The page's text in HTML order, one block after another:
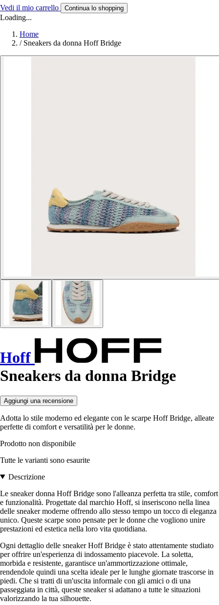
Vedi il mio carrello Continua lo shopping
Loading...
Home
/ Sneakers da donna Hoff Bridge
Hoff
Sneakers da donna Bridge
Aggiungi una recensione
Adotta lo stile moderno ed elegante con le scarpe Hoff Bridge, alleate
perfette di comfort e versatilità per le donne.
Prodotto non disponibile
Tutte le varianti sono esaurite
Descrizione
Le sneaker donna Hoff Bridge sono l'alleanza perfetta tra stile, comfort
e funzionalità. Progettate dal marchio Hoff, si inseriscono nella linea
delle sneaker moderne offrendo allo stesso tempo un tocco di eleganza
unico. Queste scarpe sono pensate per le donne che vogliono unire
prestazioni ed estetica nella loro vita quotidiana.
Ogni dettaglio delle sneaker Hoff Bridge è stato attentamente studiato
per offrire un'esperienza di indossamento piacevole. La soletta,
morbida e resistente, garantisce un'ammortizzazione ottimale,
rendendole quindi una scelta ideale per le lunghe giornate trascorse in
piedi. Che si tratti di un'uscita informale con gli amici o di una
passeggiata in città, queste sneaker si adattano a tutte le situazioni
valorizzando la tua silhouette.